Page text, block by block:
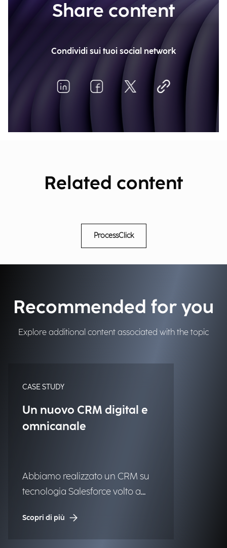
Share content
Condividi sui tuoi social network
Related content
ProcessClick
Recommended for you
Explore additional content associated with the topic
CASE STUDY
Un nuovo CRM digital e
omnicanale
Abbiamo realizzato un CRM su
tecnologia Salesforce volto a
di vendita e post-vendita.
Scopri di più